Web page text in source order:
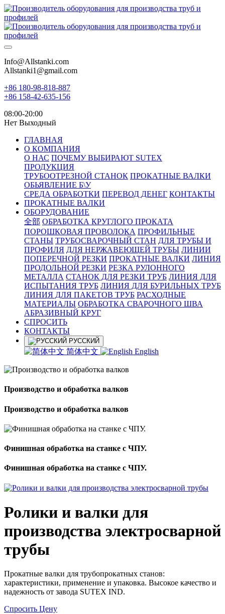
Info@Allstanki.com
Allstanki1@gmail.com
+86 180-98-818-887
+86 158-42-635-156
08:00-20:00
Нет Выходный
ГЛАВНАЯ
О КОМПАНИЯ
О НАС ПОЧЕМУ ВЫБИРАЮТ SUTEX
ПРОДУКЦИЯ
ТРУБООТРЕЗНОЙ СТАНОК ПРОКАТНЫЕ ВАЛКИ
ОБЬЯВЛЕНИЕ Б\У
СРЕДА ОБРАБОТКИ ПЕРЕВОД ДЕНЕГ КОНТАКТЫ
ПРОКАТНЫЕ ВАЛКИ
ОБОРУДОВАНИЕ
全部 ОБРАБОТКА КРУГЛОГО ПРОКАТА
ПОРОШКОВАЯ ПРОВОЛОКА ПРОФИЛЬНЫЕ
СТАНЫ ТРУБОСВАРОЧНЫЙ СТАН ДЛЯ ТРУБЫ И
ПРОФИЛЯ ДЛЯ НЕРЖАВЕЮЩЕЙ ТРУБЫ ЛИНИИ
ПОПЕРЕЧНОЙ РЕЗКИ ПРОКАТНЫЕ ВАЛКИ ЛИНИЯ
ПРОДОЛЬНОЙ РЕЗКИ РЕЗКА РУЛОННОГО
МЕТАЛЛА СТАНОК ДЛЯ РЕЗКИ ТРУБ ЛИНИЯ ДЛЯ
ИСПЫТАНИЯ ТРУБ ЛИНИЯ ДЛЯ БУРИЛЬНЫХ ТРУБ
ЛИНИЯ ДЛЯ ПАКЕТОВ ТРУБ РАСХОДНЫЕ
МАТЕРИАЛЫ OБРАБОТКА СВАРОЧНОГО ШВА
АБРАЗИВНЫЙ КРУГ
СПРОСИТЬ
КОНТАКТЫ
РУССКИЙ
简体中文 English
Производство и обработка валков
Производство и обработка валков
Финишная обработка на станке с ЧПУ.
Финишная обработка на станке с ЧПУ.
Ролики и валки для
производства электросварной
трубы
Прокатные валки для трубопрокатных станов:
характеристики, применение и упаковка. Высокое качество и
надежность от завода SUTEX IND.
Спросить Цену